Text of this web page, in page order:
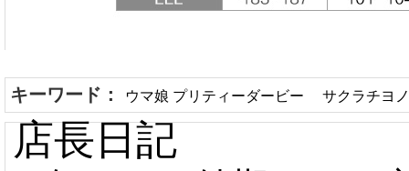
キーワード： ウマ娘 プリティーダービー サクラチ
店長日記